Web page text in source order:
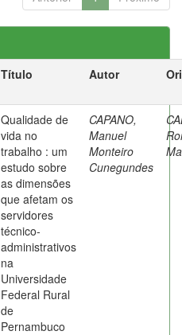
Título Autor
Qualidade de
vida no
trabalho : um
estudo sobre
as dimensões
que afetam os
servidores
técnico-
administrativos
na
Universidade
Federal Rural
de
Pernambuco
CAPANO,
Manuel
Monteiro
Cunegundes